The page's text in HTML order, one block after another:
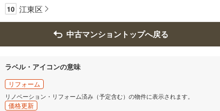
10 江東区
中古マンショントップへ戻る
ラベル・アイコンの意味
リフォーム
リノベーション・リフォーム済み（予定含む）の物件に表示されます。
価格更新